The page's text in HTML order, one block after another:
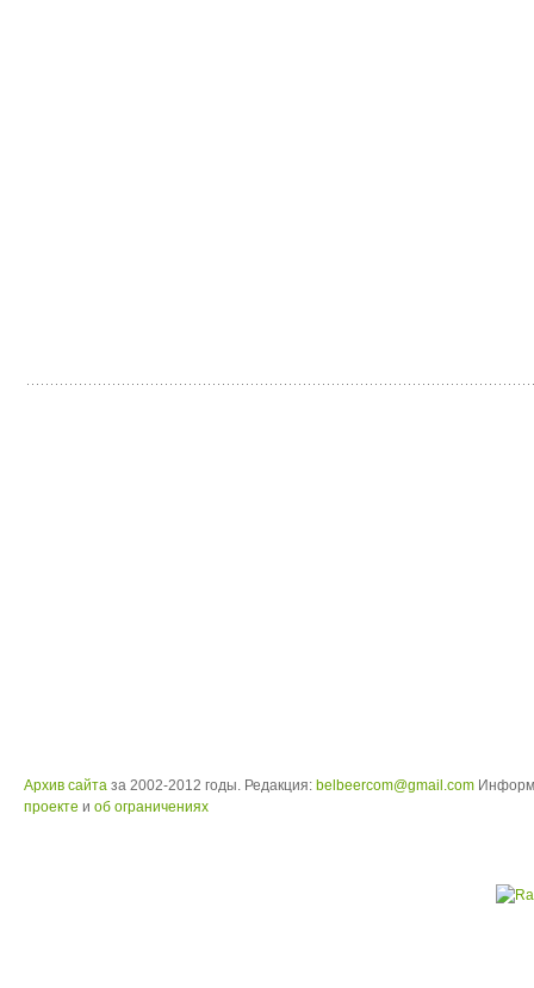
Архив сайта за 2002-2012 годы. Редакция: belbeercom@gmail.com
проекте и об ограничениях